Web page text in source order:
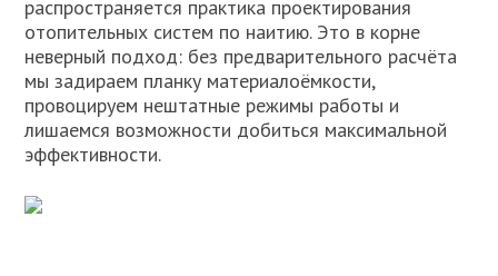
распространяется практика проектирования
отопительных систем по наитию. Это в корне
неверный подход: без предварительного расчёта
мы задираем планку материалоёмкости,
провоцируем нештатные режимы работы и
лишаемся возможности добиться максимальной
эффективности.